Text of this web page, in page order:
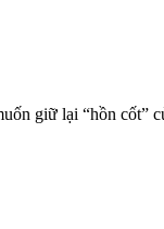
giữ lại “hồn cốt”